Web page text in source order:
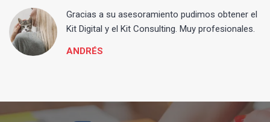
Gracias a su asesoramiento pudimos obtener el
Kit Digital y el Kit Consulting. Muy profesionales.
ANDRÉS